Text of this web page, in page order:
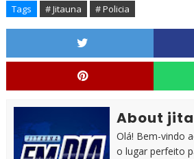
Tags # Jitauna # Policia
About
Olá! Bem-vindo
o lugar perfeito